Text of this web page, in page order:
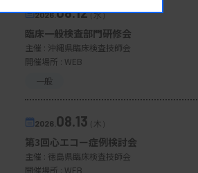
2026.08.12（水）
臨床一般検査部門研修会
主催 : 沖縄県臨床検査技師会
開催場所 : WEB
一般
2026. 08.13（木）
第3回心エコー症例検討会
主催 : 徳島県臨床検査技師会
開催場所 : WEB